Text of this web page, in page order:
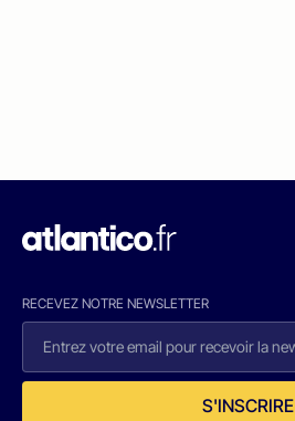
RECEVEZ NOTRE NEWSLETTER
S'INSCRIRE